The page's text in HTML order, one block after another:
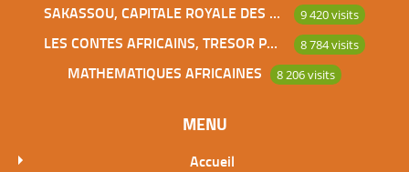
SAKASSOU, CAPITALE ROYALE DES BAOULES 9 420 visits
LES CONTES AFRICAINS, TRESOR POUR L’HUMANITE 8 784 visits
MATHEMATIQUES AFRICAINES 8 206 visits
MENU
Accueil